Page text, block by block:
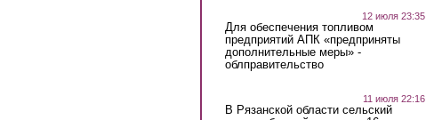
12 июля 23:35
Для обеспечения топливом
предприятий АПК «предприняты
дополнительные меры» -
облправительство
11 июля 22:16
В Рязанской области сельский